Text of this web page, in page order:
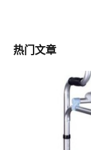
热门文章